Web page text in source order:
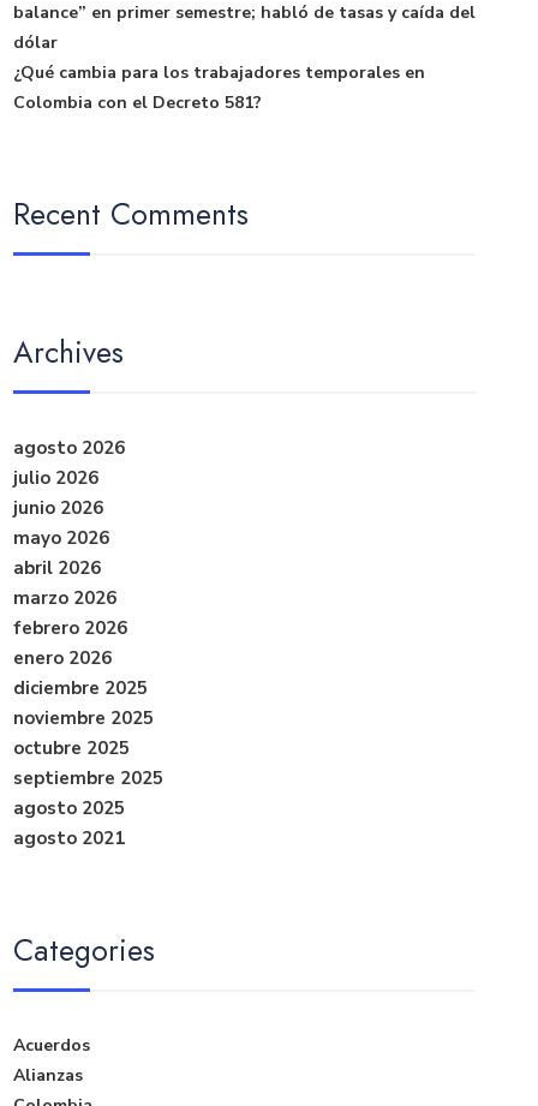
balance” en primer semestre; habló de tasas y caída del
dólar
¿Qué cambia para los trabajadores temporales en
Colombia con el Decreto 581?
Recent Comments
Archives
agosto 2026
julio 2026
junio 2026
mayo 2026
abril 2026
marzo 2026
febrero 2026
enero 2026
diciembre 2025
noviembre 2025
octubre 2025
septiembre 2025
agosto 2025
agosto 2021
Categories
Acuerdos
Alianzas